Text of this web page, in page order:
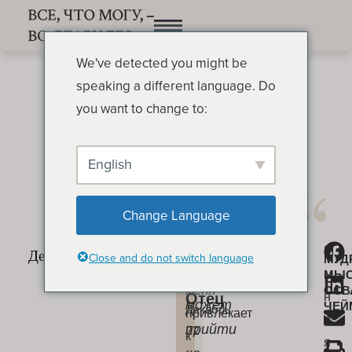
Как привлекает Отец
ОСВАЛЬД ЧЕЙМБЕРС
Как
Отец
Декабрь
22
«Никто
может
прийти
Бог
меня
привлекает
к
М
ы
н
е
я
We've detected you might be
speaking a different language. Do
you want to change to:
English
Change Language
Close and do not switch language